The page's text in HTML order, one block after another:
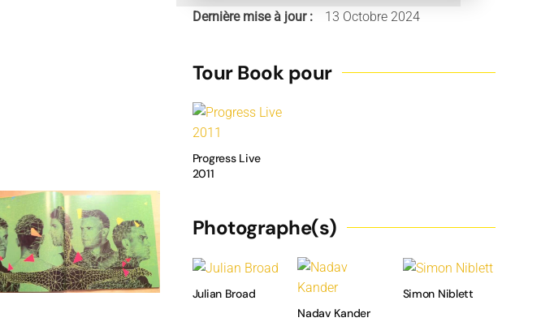
Dernière mise à jour : 13 Octobre 2024
Tour Book pour
Progress Live
2011
Photographe(s)
Julian Broad
Nadav Kander
Simon Niblett